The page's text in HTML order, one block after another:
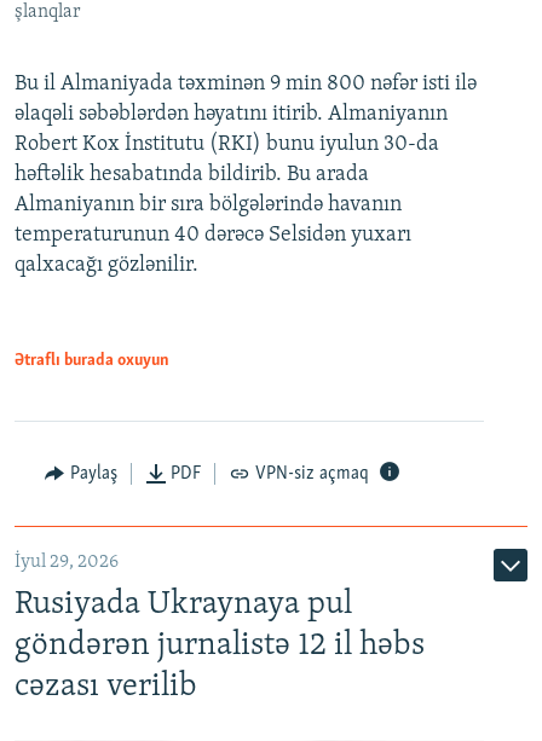
şlanqlar
Bu il Almaniyada təxminən 9 min 800 nəfər isti ilə
əlaqəli səbəblərdən həyatını itirib. Almaniyanın
Robert Kox İnstitutu (RKI) bunu iyulun 30-da
həftəlik hesabatında bildirib. Bu arada
Almaniyanın bir sıra bölgələrində havanın
temperaturunun 40 dərəcə Selsidən yuxarı
qalxacağı gözlənilir.
Ətraflı burada oxuyun
Paylaş PDF VPN-siz açmaq
İyul 29, 2026
Rusiyada Ukraynaya pul
göndərən jurnalistə 12 il həbs
cəzası verilib